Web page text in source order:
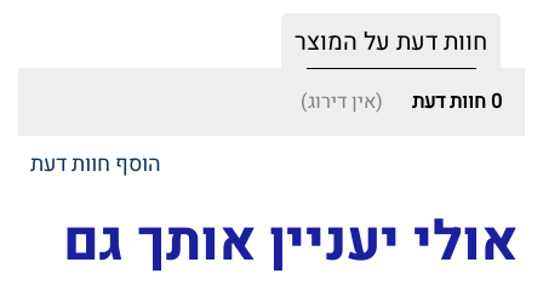
חוות דעת על המוצר
0 חוות דעת (אין דירוג)
הוסף חוות דעת
אולי יעניין אותך גם